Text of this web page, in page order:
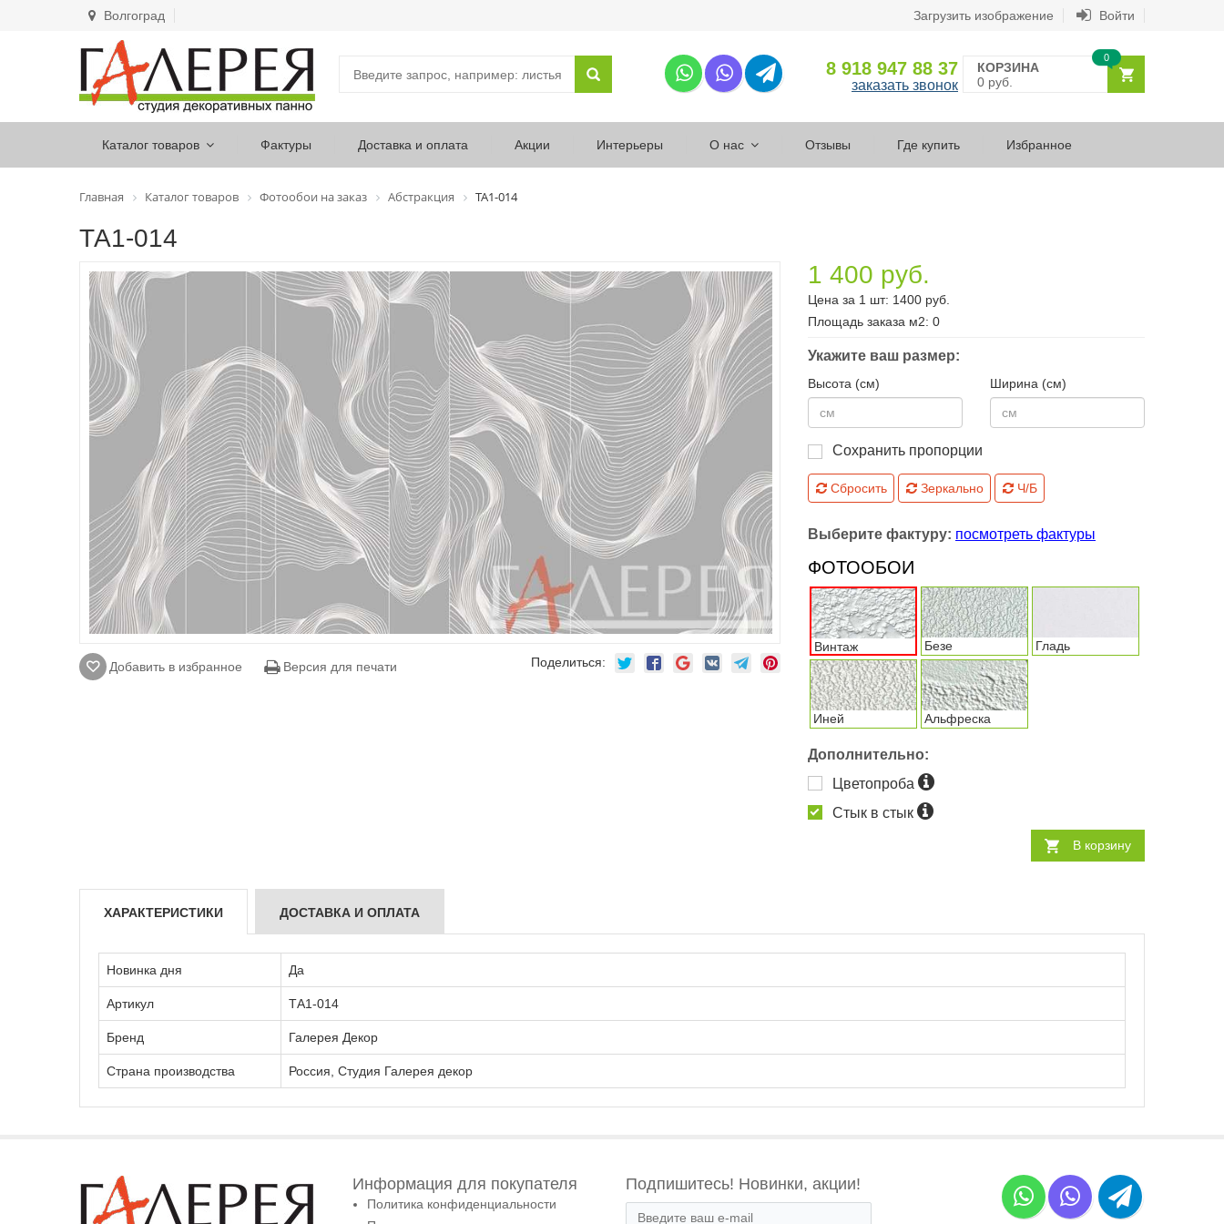
Волгоград Загрузить изображение Войти
8 918 947 88 37
заказать звонок
КОРЗИНА
0 руб.
0
Каталог товаров Фактуры Доставка и оплата Акции Интерьеры О нас Отзывы Где купить Избранное
Главная Каталог товаров Фотообои на заказ Абстракция ТА1-014
ТА1-014
Добавить в избранное Версия для печати Поделиться:
1 400 руб.
Цена за 1 шт: 1400 руб.
Площадь заказа м2: 0
Укажите ваш размер:
Высота (см) Ширина (см)
Сохранить пропорции
Сбросить Зеркально Ч/Б
Выберите фактуру: посмотреть фактуры
ФОТООБОИ
Винтаж Безе Гладь
Иней Альфреска
Дополнительно:
Цветопроба
Стык в стык
В корзину
ХАРАКТЕРИСТИКИ ДОСТАВКА И ОПЛАТА
Новинка дня Да
Артикул ТА1-014
Бренд Галерея Декор
Страна производства Россия, Студия Галерея декор
Информация для покупателя
Политика конфиденциальности
Подпишитесь! Новинки, акции!